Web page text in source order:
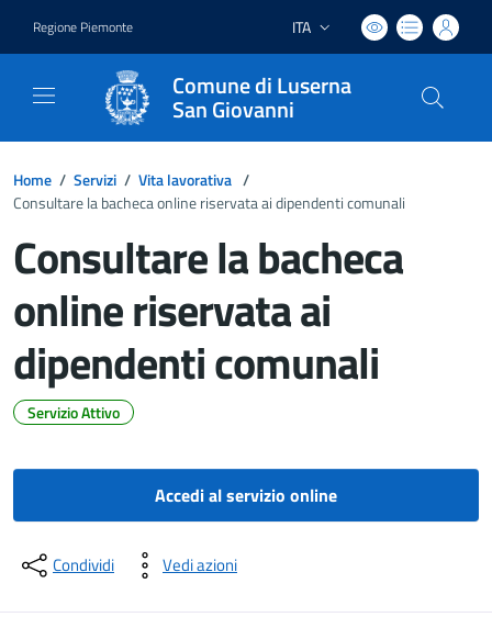
Regione Piemonte Lingua attiva:
ITA
Comune di Luserna
San Giovanni
Home / Servizi / Vita lavorativa /
Consultare la bacheca online riservata ai dipendenti comunali
Consultare la bacheca
online riservata ai
dipendenti comunali
Servizio Attivo
Accedi al servizio online
Condividi Vedi azioni